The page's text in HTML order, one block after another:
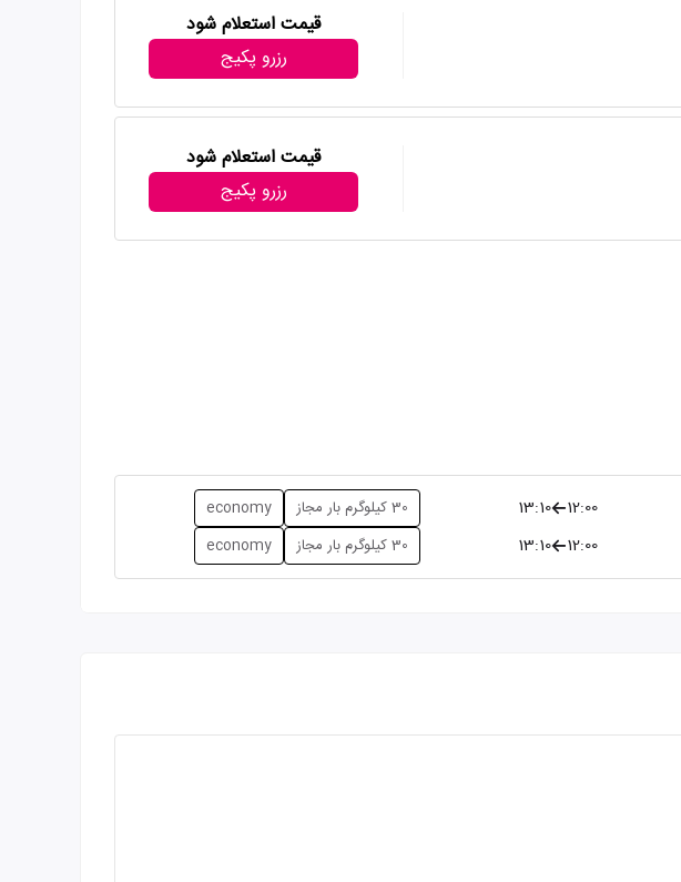
قیمت استعلام شود
رزرو پکیج
قیمت استعلام شود
رزرو پکیج
12:00
13:10 30 کیلوگرم بار مجاز economy
12:00
13:10 30 کیلوگرم بار مجاز economy